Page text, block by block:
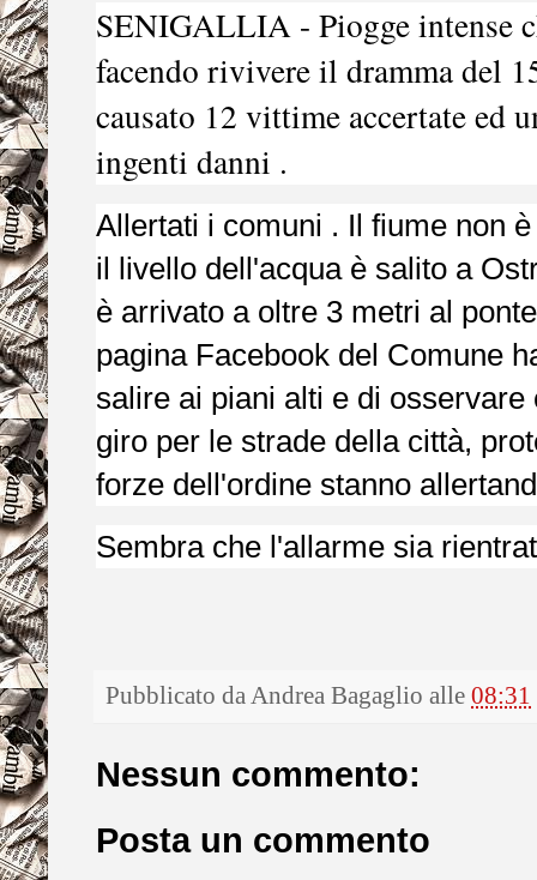
SENIGALLIA - Piogge intense
facendo rivivere il dramma del
causato 12 vittime accertate ed
ingenti danni .
Allertati i comuni . Il fiume non
il livello dell'acqua è salito a
è arrivato a oltre 3 metri al
pagina Facebook del Comune
salire ai piani alti e di
giro per le strade della città,
forze dell'ordine stanno
Sembra che l'allarme sia
Pubblicato daAndrea Bagaglio alle 08:31
Nessun commento:
Posta un commento